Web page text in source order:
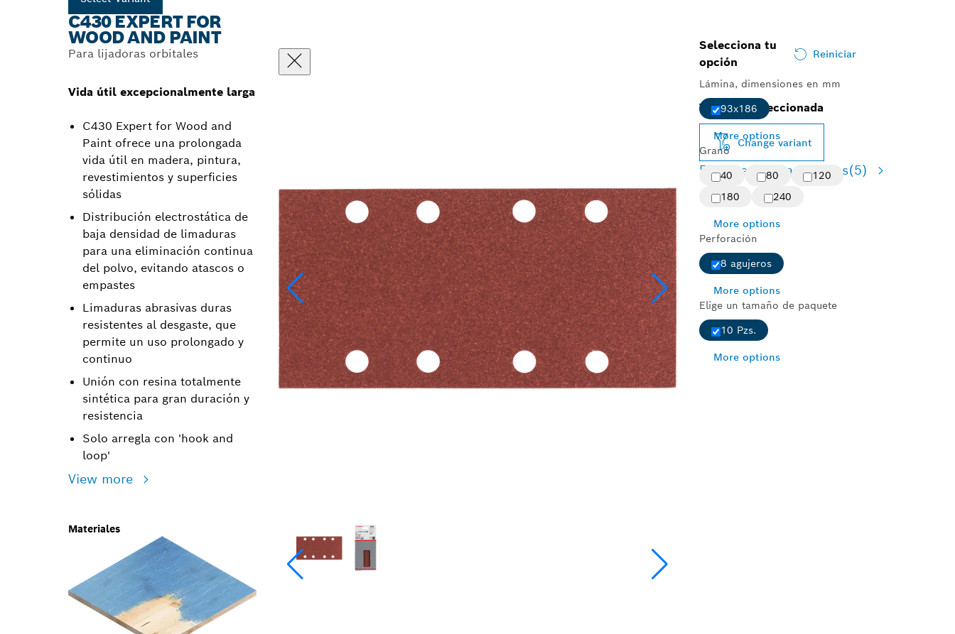
C430 EXPERT FOR
WOOD AND PAINT
Para lijadoras orbitales
Vida útil excepcionalmente larga
C430 Expert for Wood and
Paint ofrece una prolongada
vida útil en madera, pintura,
revestimientos y superficies
sólidas
Distribución electrostática de
baja densidad de limaduras
para una eliminación continua
del polvo, evitando atascos o
empastes
Limaduras abrasivas duras
resistentes al desgaste, que
permite un uso prolongado y
continuo
Unión con resina totalmente
sintética para gran duración y
resistencia
Solo arregla con 'hook and
loop'
View more
Materiales
Selecciona tu
opción
Reiniciar
Lámina, dimensiones en mm
93x186
More options
Grano
40
80
120
180
240
More options
Perforación
8 agujeros
More options
Elige un tamaño de paquete
10 Pzs.
More options
Variante seleccionada
Change variant
Resumen de variaciones(5)